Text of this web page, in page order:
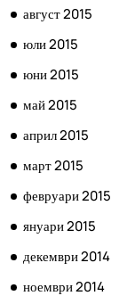
август 2015
юли 2015
юни 2015
май 2015
април 2015
март 2015
февруари 2015
януари 2015
декември 2014
ноември 2014